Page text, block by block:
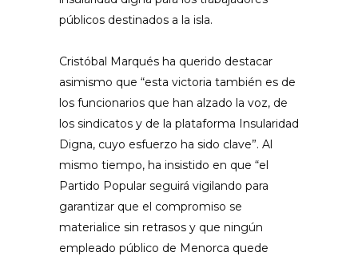
públicos destinados a la isla.
Cristóbal Marqués ha querido destacar
asimismo que “esta victoria también es de
los funcionarios que han alzado la voz, de
los sindicatos y de la plataforma Insularidad
Digna, cuyo esfuerzo ha sido clave”. Al
mismo tiempo, ha insistido en que “el
Partido Popular seguirá vigilando para
garantizar que el compromiso se
materialice sin retrasos y que ningún
empleado público de Menorca quede